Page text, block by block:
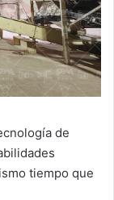
de
tiempo que